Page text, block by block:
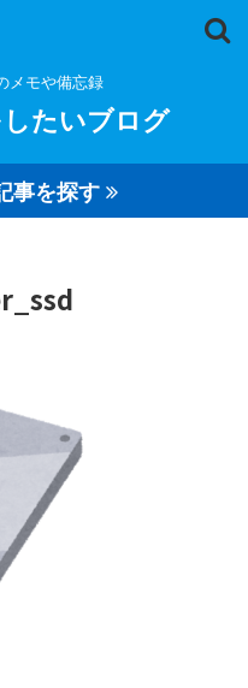
メモや備忘録
たいブログ
事を探す